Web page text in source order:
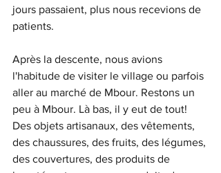
jours passaient, plus nous recevions de
patients.
Après la descente, nous avions
l'habitude de visiter le village ou parfois
aller au marché de Mbour. Restons un
peu à Mbour. Là bas, il y eut de tout!
Des objets artisanaux, des vêtements,
des chaussures, des fruits, des légumes,
des couvertures, des produits de